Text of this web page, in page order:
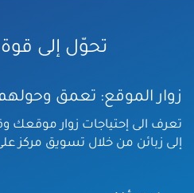
تحوّل إلى
زوار الموقع: تعمق
تعرف الى إحتياجات زوار موقعك
إلى زبائن من خلال تسويق مركز